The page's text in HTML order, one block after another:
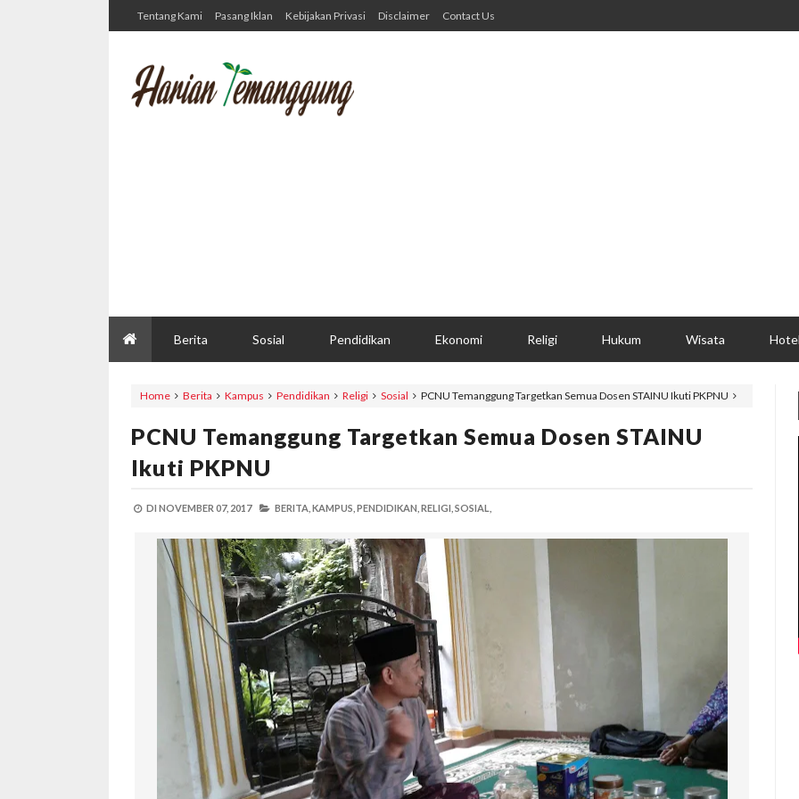
Tentang Kami Pasang Iklan Kebijakan Privasi Disclaimer Contact Us
Berita Sosial Pendidikan Ekonomi Religi Hukum Wisata Hotel
Home Berita Kampus Pendidikan Religi Sosial PCNU Temanggung Targetkan Semua Dosen STAINU Ikuti PKPNU
PCNU Temanggung Targetkan Semua Dosen STAINU
Ikuti PKPNU
DI NOVEMBER 07, 2017 BERITA, KAMPUS, PENDIDIKAN, RELIGI, SOSIAL,